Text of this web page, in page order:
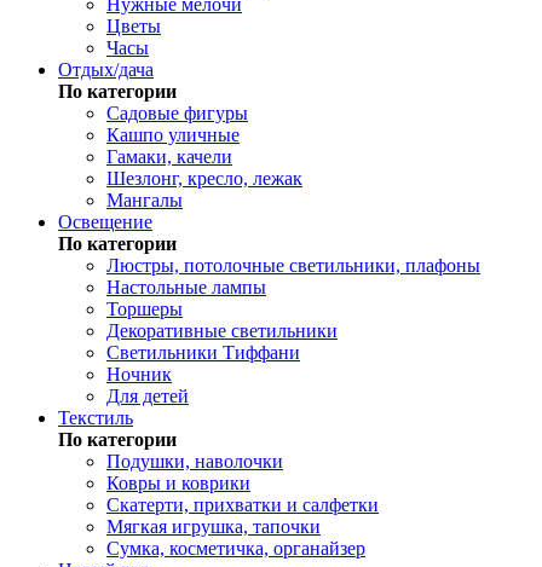
Нужные мелочи
Цветы
Часы
Отдых/дача
По категории
Садовые фигуры
Кашпо уличные
Гамаки, качели
Шезлонг, кресло, лежак
Мангалы
Освещение
По категории
Люстры, потолочные светильники, плафоны
Настольные лампы
Торшеры
Декоративные светильники
Светильники Тиффани
Ночник
Для детей
Текстиль
По категории
Подушки, наволочки
Ковры и коврики
Скатерти, прихватки и салфетки
Мягкая игрушка, тапочки
Сумка, косметичка, органайзер